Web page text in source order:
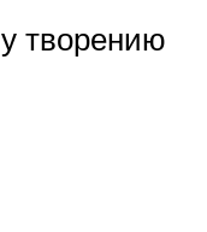
творению